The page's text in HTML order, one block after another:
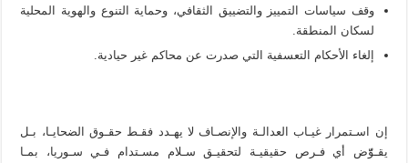
وﻗﻒ ﺳﻴﺎﺳﺎت اﻟﺘﻤﻴﻴﺰ واﻟﺘﻀﻴﻴﻖ اﻟﺜﻘﺎﻓﻲ، وﺣﻤﺎﻳﺔ اﻟﺘﻨﻮع واﻟﻬﻮﻳﺔ اﻟﻤﺤﻠﻴﺔ
ﻟﺴﻜﺎن اﻟﻤﻨﻄﻘﺔ.
إﻟﻐﺎء اﻷﺣﻜﺎم اﻟﺘﻌﺴﻔﻴﺔ اﻟﺘﻲ ﺻﺪرت ﻋﻦ ﻣﺤﺎﻛﻢ ﻏﻴﺮ ﺣﻴﺎدﻳﺔ.
إن اﺳـﺘﻤﺮار ﻏﻴـﺎب اﻟﻌﺪاﻟـﺔ واﻹﻧﺼـﺎف ﻻ ﻳﻬـﺪد ﻓﻘـﻂ ﺣﻘـﻮق اﻟﻀﺤﺎﻳـﺎ، ﺑـﻞ
ﻳﻘـﻮّّض أي ﻓـﺮص ﺣﻘﻴﻘﻴـﺔ ﻟﺘﺤﻘﻴـﻖ ﺳـﻼم ﻣﺴـﺘﺪام ﻓـﻲ ﺳـﻮرﻳﺎ، ﺑﻤـﺎ